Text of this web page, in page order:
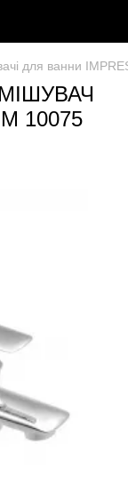
для ванни
10075